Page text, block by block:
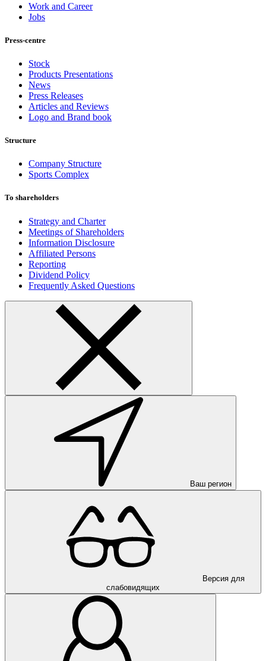
Work and Career
Jobs
Press-centre
Stock
Products Presentations
News
Press Releases
Articles and Reviews
Logo and Brand book
Structure
Company Structure
Sports Complex
To shareholders
Strategy and Charter
Meetings of Shareholders
Information Disclosure
Affiliated Persons
Reporting
Dividend Policy
Frequently Asked Questions
Ваш регион
Версия для
слабовидящих